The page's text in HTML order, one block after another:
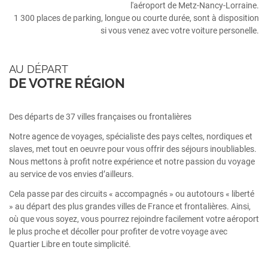
l'aéroport de Metz-Nancy-Lorraine.
1 300 places de parking, longue ou courte durée, sont à disposition
si vous venez avec votre voiture personelle.
AU DÉPART
DE VOTRE RÉGION
Des départs de 37 villes françaises ou frontalières
Notre agence de voyages, spécialiste des pays celtes, nordiques et
slaves, met tout en oeuvre pour vous offrir des séjours inoubliables.
Nous mettons à profit notre expérience et notre passion du voyage
au service de vos envies d’ailleurs.
Cela passe par des circuits « accompagnés » ou autotours « liberté
» au départ des plus grandes villes de France et frontalières. Ainsi,
où que vous soyez, vous pourrez rejoindre facilement votre aéroport
le plus proche et décoller pour profiter de votre voyage avec
Quartier Libre en toute simplicité.